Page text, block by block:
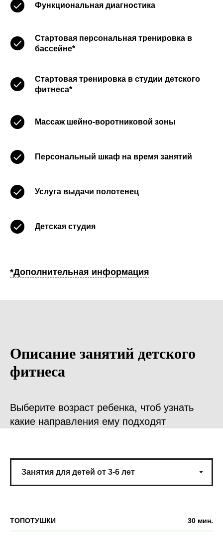
Функциональная диагностика
Стартовая персональная тренировка в
бассейне*
Стартовая тренировка в студии детского
фитнеса*
Массаж шейно-воротниковой зоны
Персональный шкаф на время занятий
Услуга выдачи полотенец
Детская студия
*Дополнительная информация
Описание занятий детского
фитнеса
Выберите возраст ребенка, чтоб узнать
какие направления ему подходят
ТОПОТУШКИ 30 мин.